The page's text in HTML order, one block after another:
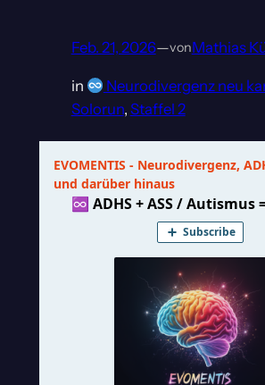
Feb. 21, 2026—vonMathias
in Neurodivergenz neu
Solorun, Staffel 2